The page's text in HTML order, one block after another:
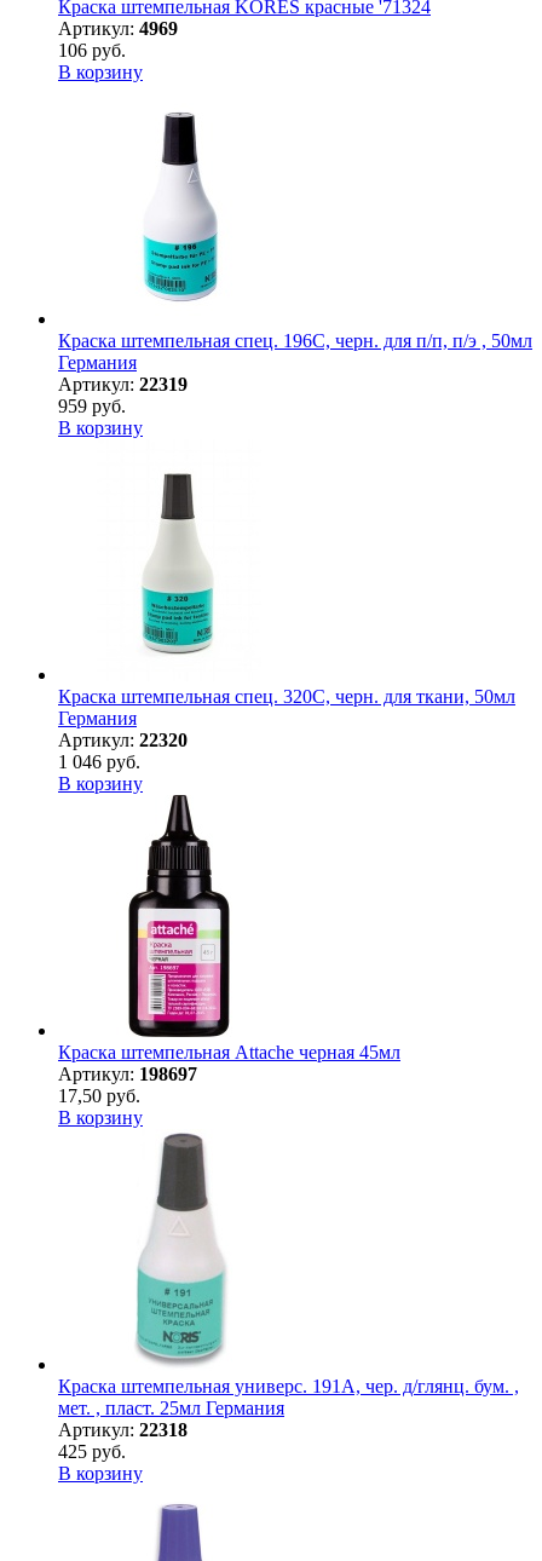
Краска штемпельная KORES красные '71324
Артикул: 4969
106 руб.
В корзину
Краска штемпельная спец. 196С, черн. для п/п, п/э , 50мл
Германия
Артикул: 22319
959 руб.
В корзину
Краска штемпельная спец. 320С, черн. для ткани, 50мл
Германия
Артикул: 22320
1 046 руб.
В корзину
Краска штемпельная Attache черная 45мл
Артикул: 198697
17,50 руб.
В корзину
Краска штемпельная универс. 191А, чер. д/глянц. бум. ,
мет. , пласт. 25мл Германия
Артикул: 22318
425 руб.
В корзину